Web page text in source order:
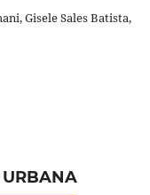
Gisele Sales Batista,
URBANA